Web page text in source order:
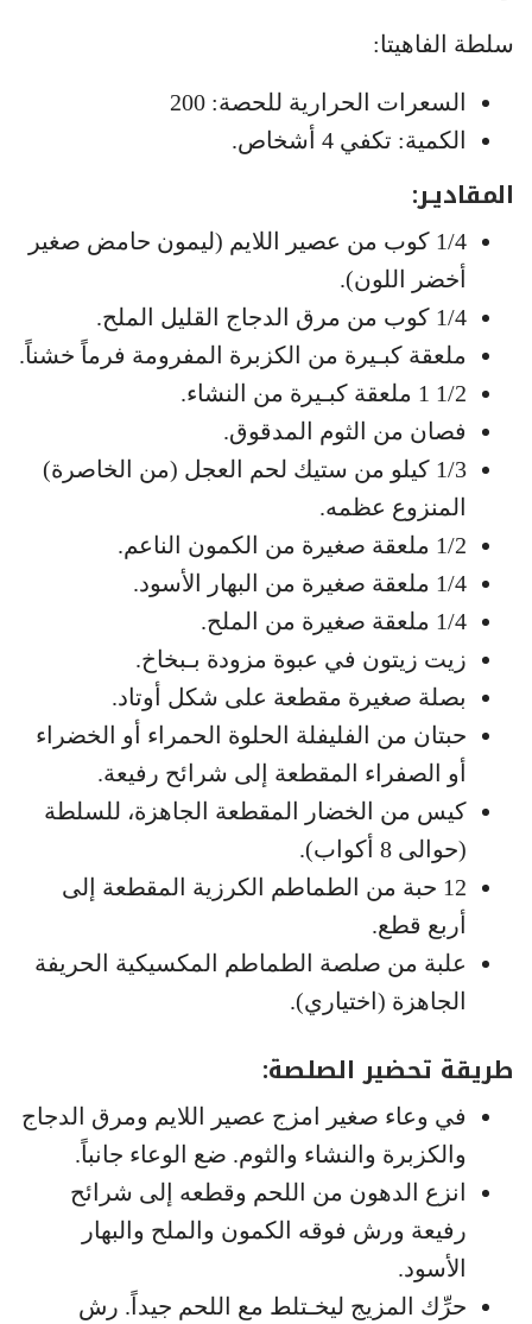
سلطة الفاهيتا:
السعرات الحرارية للحصة: 200
الكمية: تكفي 4 أشخاص.
المقاديـر:
1/4 كوب من عصير اللايم (ليمون حامض صغير
أخضر اللون).
1/4 كوب من مرق الدجاج القليل الملح.
ملعقة كبـيرة من الكزبرة المفرومة فرماً خشناً.
1/2 1 ملعقة كبـيرة من النشاء.
فصان من الثوم المدقوق.
1/3 كيلو من ستيك لحم العجل (من الخاصرة)
المنزوع عظمه.
1/2 ملعقة صغيرة من الكمون الناعم.
1/4 ملعقة صغيرة من البهار الأسود.
1/4 ملعقة صغيرة من الملح.
زيت زيتون في عبوة مزودة بـبخاخ.
بصلة صغيرة مقطعة على شكل أوتاد.
حبتان من الفليفلة الحلوة الحمراء أو الخضراء
أو الصفراء المقطعة إلى شرائح رفيعة.
كيس من الخضار المقطعة الجاهزة، للسلطة
(حوالى 8 أكواب).
12 حبة من الطماطم الكرزية المقطعة إلى
أربع قطع.
علبة من صلصة الطماطم المكسيكية الحريفة
الجاهزة (اختياري).
طريقة تحضير الصلصة:
في وعاء صغير امزج عصير اللايم ومرق الدجاج
والكزبرة والنشاء والثوم. ضع الوعاء جانباً.
انزع الدهون من اللحم وقطعه إلى شرائح
رفيعة ورش فوقه الكمون والملح والبهار
الأسود.
حرِّك المزيج ليخـتلط مع اللحم جيداً. رش